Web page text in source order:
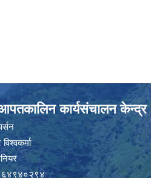
कार्यसंचालन केन्द्र